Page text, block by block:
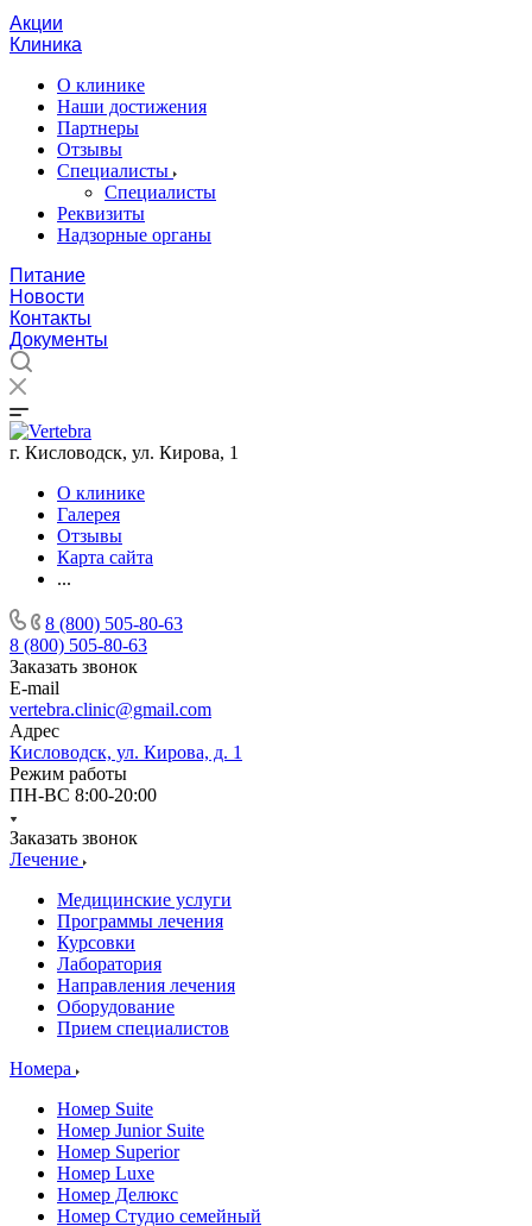
Акции
Клиника
О клинике
Наши достижения
Партнеры
Отзывы
Специалисты
Специалисты
Реквизиты
Надзорные органы
Питание
Новости
Контакты
Документы
г. Кисловодск, ул. Кирова, 1
О клинике
Галерея
Отзывы
Карта сайта
...
8 (800) 505-80-63
8 (800) 505-80-63
Заказать звонок
E-mail
vertebra.clinic@gmail.com
Адрес
Кисловодск, ул. Кирова, д. 1
Режим работы
ПН-ВС 8:00-20:00
Заказать звонок
Лечение
Медицинские услуги
Программы лечения
Курсовки
Лаборатория
Направления лечения
Оборудование
Прием специалистов
Номера
Номер Suite
Номер Junior Suite
Номер Superior
Номер Luxe
Номер Делюкс
Номер Студио семейный